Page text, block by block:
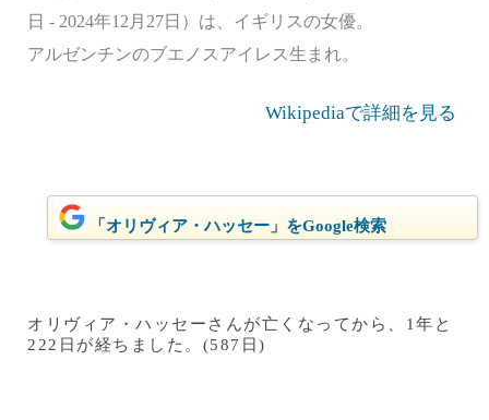
日 - 2024年12月27日）は、イギリスの女優。
アルゼンチンのブエノスアイレス生まれ。
Wikipediaで詳細を見る
「オリヴィア・ハッセー」をGoogle検索
オリヴィア・ハッセーさんが亡くなってから、1年と
222日が経ちました。(587日)